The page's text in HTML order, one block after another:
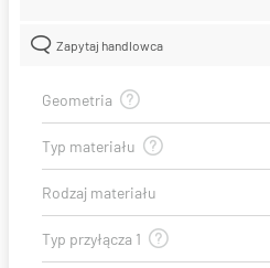
Zapytaj handlowca
Geometria
Typ materiału
Rodzaj materiału
Typ przyłącza 1